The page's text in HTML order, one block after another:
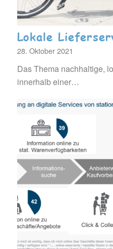
Lokale
28. Oktober 2021
Das Thema nachhaltige,
innerhalb einer…